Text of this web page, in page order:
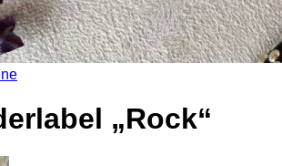
„Rock“